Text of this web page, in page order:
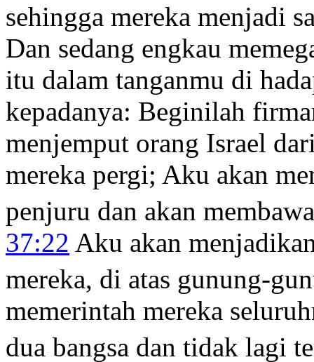
sehingga mereka menjadi
Dan sedang engkau
itu dalam tanganmu di
kepadanya: Beginilah
menjemput orang Israel
mereka pergi; Aku akan
penjuru dan akan
37:22 Aku akan
mereka, di atas gunung-
memerintah mereka
dua bangsa dan tidak lagi